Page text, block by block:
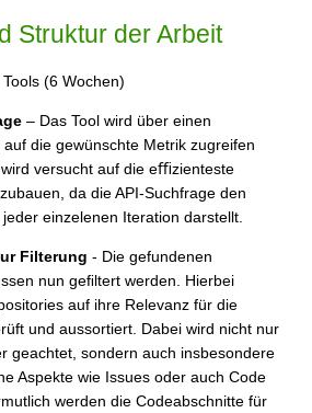
Struktur der Arbeit
(6 Wochen)
– Das Tool wird über einen
die gewünschte Metrik zugreifen
versucht auf die eﬃzienteste
da die API-Suchfrage den
einzelenen Iteration darstellt.
Filterung - Die gefundenen
nun geﬁltert werden. Hierbei
auf ihre Relevanz für die
und aussortiert. Dabei wird nicht nur
geachtet, sondern auch insbesondere
Aspekte wie Issues oder auch Code
werden die Codeabschnitte für